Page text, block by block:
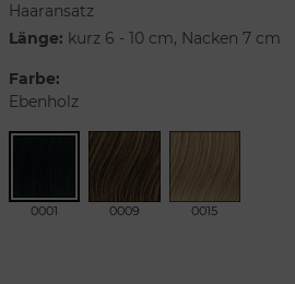
Haaransatz
Länge: kurz 6 - 10 cm, Nacken 7 cm
Farbe:
Ebenholz
0001 0009 0015